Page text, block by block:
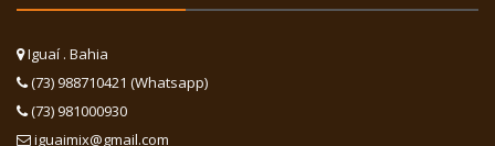
Iguaí . Bahia
(73) 988710421 (Whatsapp)
(73) 981000930
iguaimix@gmail.com